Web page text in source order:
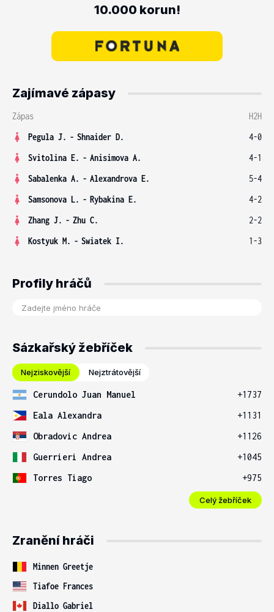
10.000 korun!
Zajímavé zápasy
Zápas
H2H
Pegula J. - Shnaider D.
4-0
Svitolina E. - Anisimova A.
4-1
Sabalenka A. - Alexandrova E.
5-4
Samsonova L. - Rybakina E.
4-2
Zhang J. - Zhu C.
2-2
Kostyuk M. - Swiatek I. 1-3
Profily hráčů
Sázkařský žebříček
Nejziskovější Nejztrátovější
Cerundolo Juan Manuel
+1737
Eala Alexandra
+1131
Obradovic Andrea
+1126
Guerrieri Andrea
+1045
Torres Tiago
+975
Celý žebříček
Zranění hráči
Minnen Greetje
Tiafoe Frances
Diallo Gabriel